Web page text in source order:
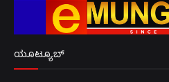
ಯೂಟ್ಯೂಬ್